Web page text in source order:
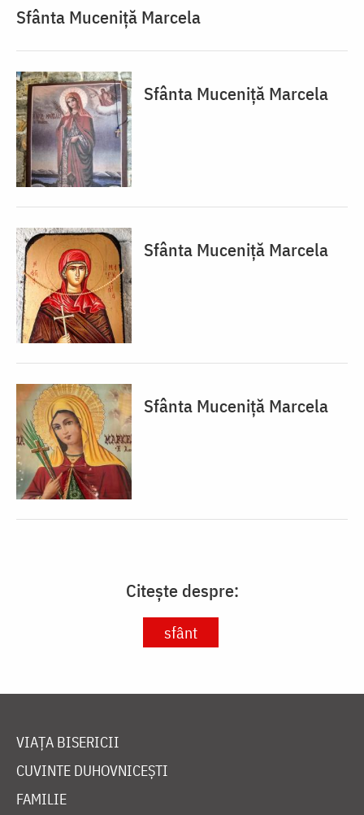
Sfânta Muceniță Marcela
Sfânta Muceniță Marcela
Sfânta Muceniță Marcela
Sfânta Muceniță Marcela
Citește despre:
sfânt
VIAȚA BISERICII
CUVINTE DUHOVNICEȘTI
FAMILIE